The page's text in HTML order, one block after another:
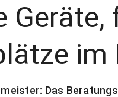
Geräte,
im
Das